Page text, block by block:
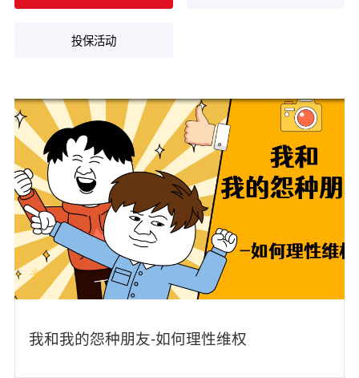
投保活动
我和我的怨种朋友-如何理性维权